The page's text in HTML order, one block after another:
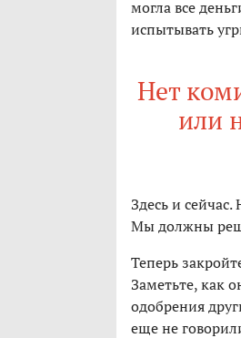
могла все
испытывать
Нет
или
Здесь и
Мы должны
Теперь
Заметьте, как
одобрения
еще не